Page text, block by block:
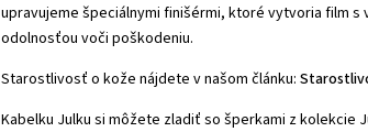
upravujeme špeciálnymi finišérmi, ktoré vytvoria film s
odolnosťou voči poškodeniu.
Starostlivosť o kože nájdete v našom článku:
Kabelku Julku si môžete zladiť so šperkami z kolekcie